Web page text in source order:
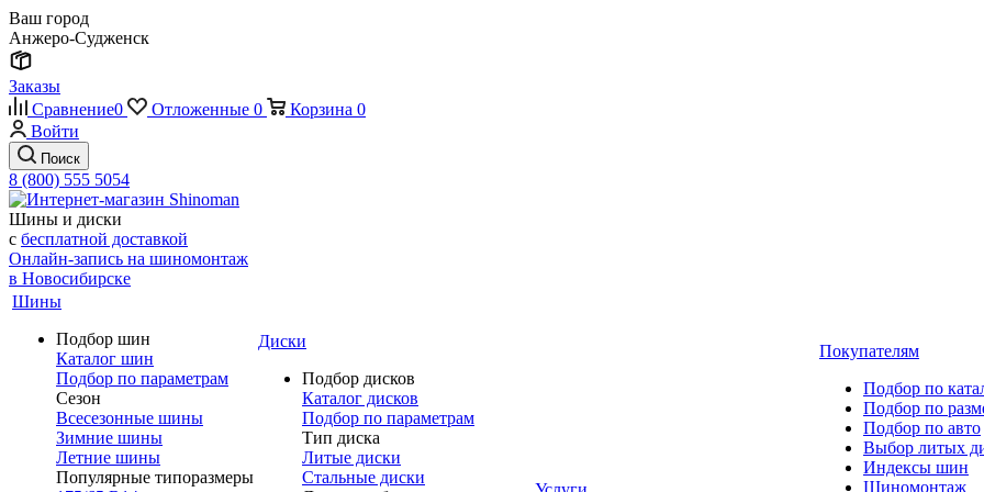
Ваш город
Анжеро-Судженск
Заказы
Сравнение0 Отложенные 0 Корзина 0
Войти
Поиск
8 (800) 555 5054
Шины и диски
с бесплатной доставкой
Онлайн-запись на шиномонтаж
в Новосибирске
Шины
Подбор шин
Каталог шин
Подбор по параметрам
Сезон
Всесезонные шины
Зимние шины
Летние шины
Популярные типоразмеры
Диски
Подбор дисков
Каталог дисков
Подбор по параметрам
Тип диска
Литые диски
Стальные диски
Покупателям
Подбор по
Подбор по
Подбор по авто
Выбор литых
Индексы шин
Шиномонтаж